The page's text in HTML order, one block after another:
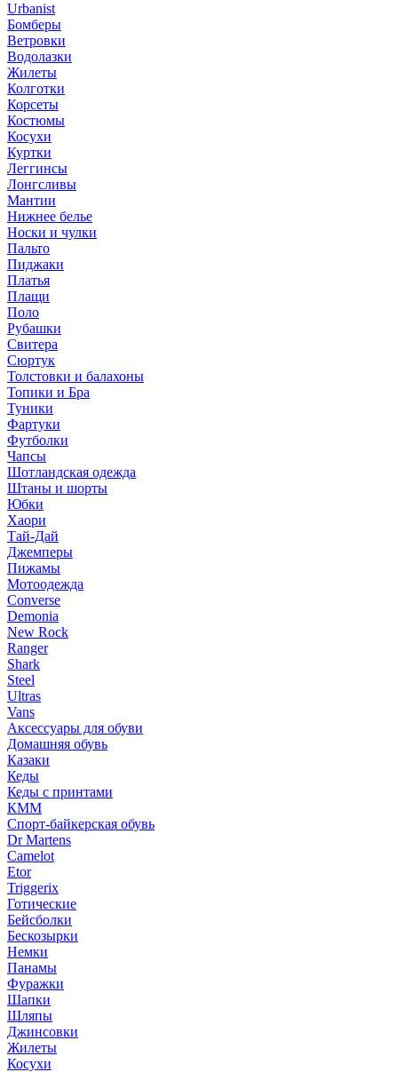
Urbanist
Бомберы
Ветровки
Водолазки
Жилеты
Колготки
Корсеты
Костюмы
Косухи
Куртки
Леггинсы
Лонгсливы
Мантии
Нижнее белье
Носки и чулки
Пальто
Пиджаки
Платья
Плащи
Поло
Рубашки
Свитера
Сюртук
Толстовки и балахоны
Топики и Бра
Туники
Фартуки
Футболки
Чапсы
Шотландская одежда
Штаны и шорты
Юбки
Хаори
Тай-Дай
Джемперы
Пижамы
Мотоодежда
Converse
Demonia
New Rock
Ranger
Shark
Steel
Ultras
Vans
Аксессуары для обуви
Домашняя обувь
Казаки
Кеды
Кеды с принтами
КММ
Спорт-байкерская обувь
Dr Martens
Camelot
Etor
Triggerix
Готические
Бейсболки
Бескозырки
Немки
Панамы
Фуражки
Шапки
Шляпы
Джинсовки
Жилеты
Косухи